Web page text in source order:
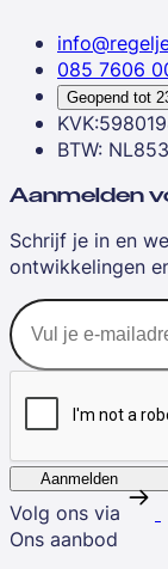
085 7606
Geopend tot
BTW:
Aanmelden
Schrijf je in en
ontwikkelingen
Aanmelden
Volg ons via
Ons aanbod